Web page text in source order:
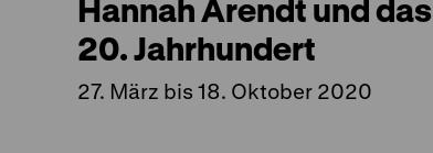
Hannah Arendt und das
20. Jahrhundert
27. März bis 18. Oktober 2020